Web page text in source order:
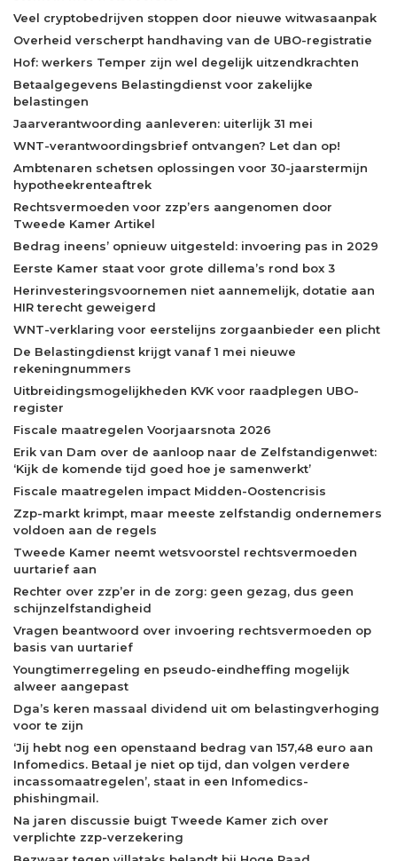
Veel cryptobedrijven stoppen door nieuwe witwasaanpak
Overheid verscherpt handhaving van de UBO-registratie
Hof: werkers Temper zijn wel degelijk uitzendkrachten
Betaalgegevens Belastingdienst voor zakelijke
belastingen
Jaarverantwoording aanleveren: uiterlijk 31 mei
WNT-verantwoordingsbrief ontvangen? Let dan op!
Ambtenaren schetsen oplossingen voor 30-jaarstermijn
hypotheekrenteaftrek
Rechtsvermoeden voor zzp’ers aangenomen door
Tweede Kamer Artikel
Bedrag ineens’ opnieuw uitgesteld: invoering pas in 2029
Eerste Kamer staat voor grote dillema’s rond box 3
Herinvesteringsvoornemen niet aannemelijk, dotatie aan
HIR terecht geweigerd
WNT-verklaring voor eerstelijns zorgaanbieder een plicht
De Belastingdienst krijgt vanaf 1 mei nieuwe
rekeningnummers
Uitbreidingsmogelijkheden KVK voor raadplegen UBO-
register
Fiscale maatregelen Voorjaarsnota 2026
Erik van Dam over de aanloop naar de Zelfstandigenwet:
‘Kijk de komende tijd goed hoe je samenwerkt’
Fiscale maatregelen impact Midden-Oostencrisis
Zzp-markt krimpt, maar meeste zelfstandig ondernemers
voldoen aan de regels
Tweede Kamer neemt wetsvoorstel rechtsvermoeden
uurtarief aan
Rechter over zzp’er in de zorg: geen gezag, dus geen
schijnzelfstandigheid
Vragen beantwoord over invoering rechtsvermoeden op
basis van uurtarief
Youngtimerregeling en pseudo-eindheffing mogelijk
alweer aangepast
Dga’s keren massaal dividend uit om belastingverhoging
voor te zijn
‘Jij hebt nog een openstaand bedrag van 157,48 euro aan
Infomedics. Betaal je niet op tijd, dan volgen verdere
incassomaatregelen’, staat in een Infomedics-
phishingmail.
Na jaren discussie buigt Tweede Kamer zich over
verplichte zzp-verzekering